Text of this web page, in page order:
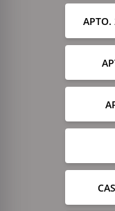
APTO.